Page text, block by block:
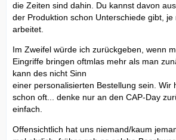
die Zeiten sind dahin. Du kannst davon
der Produktion schon Unterschiede gibt,
arbeitet.
Im Zweifel würde ich zurückgeben, wenn
Eingriffe bringen oftmlas mehr als man
kann des nicht Sinn
einer personalisierten Bestellung sein. Wir
schon oft... denke nur an den CAP-Day
einfach.
Offensichtlich hat uns niemand/kaum